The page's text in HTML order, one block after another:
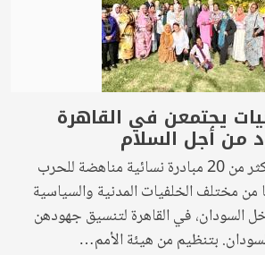
يجتمعن في القاهرة
من أجل السلام
اجتمعت ممثلات عن أكثر من 20 مبادرة نسائية مناهضة للحرب
مختلف الخلفيات المدنية والسياسية
السودان، في القاهرة لتنسيق جهودهن
بتنظيم من هيئة الأمم…